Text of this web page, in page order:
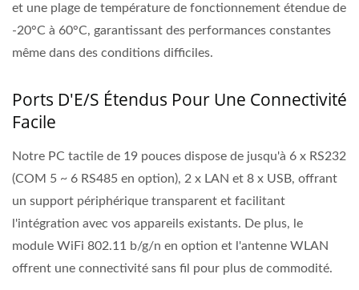
et une plage de température de fonctionnement étendue de
-20°C à 60°C, garantissant des performances constantes
même dans des conditions difficiles.
Ports D'E/S Étendus Pour Une Connectivité
Facile
Notre PC tactile de 19 pouces dispose de jusqu'à 6 x RS232
(COM 5 ~ 6 RS485 en option), 2 x LAN et 8 x USB, offrant
un support périphérique transparent et facilitant
l'intégration avec vos appareils existants. De plus, le
module WiFi 802.11 b/g/n en option et l'antenne WLAN
offrent une connectivité sans fil pour plus de commodité.